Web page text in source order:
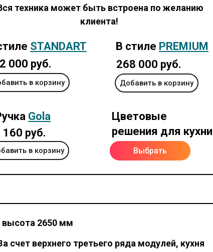
Цветовые
решения для кухни
Выбрать
Gola
в корзину
160 руб.
техника может быть встроена по желанию
клиента!
STANDART
в корзину
000 руб.
В стиле PREMIUM
Добавить в корзину
268 000 руб.
счет верхнего третьего ряда модулей, кухня
2650 мм